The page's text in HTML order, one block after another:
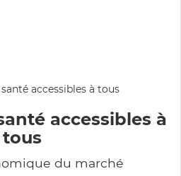
accessibles à
tous
du marché